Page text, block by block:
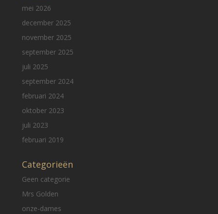
mei 2026
december 2025
november 2025
september 2025
juli 2025
september 2024
februari 2024
oktober 2023
juli 2023
februari 2019
Categorieën
Geen categorie
Mrs Golden
onze-dames